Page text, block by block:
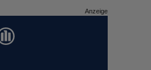
Anzeige